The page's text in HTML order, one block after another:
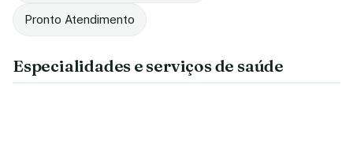
Pronto Atendimento
Especialidades e serviços de saúde